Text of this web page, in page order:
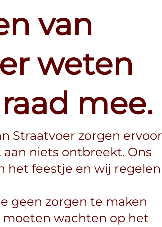
van
weten
mee.
Straatvoer zorgen ervoor
niets ontbreekt. Ons
het feestje en wij regelen
geen zorgen te maken
wachten op het